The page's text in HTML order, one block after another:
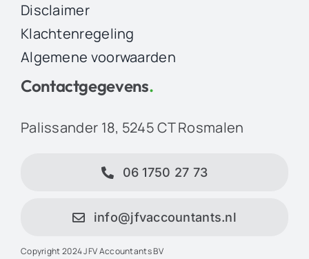
Disclaimer
Klachtenregeling
Algemene voorwaarden
Contactgegevens.
Palissander 18, 5245 CT Rosmalen
06 1750 27 73
info@jfvaccountants.nl
Copyright 2024 JFV Accountants BV